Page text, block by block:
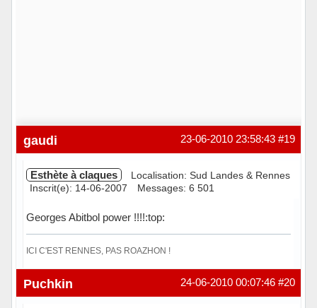
#19
23-06-2010 23:58:43
gaudi
Esthète à claques
Localisation: Sud Landes & Rennes
Inscrit(e): 14-06-2007
Messages: 6 501
Georges Abitbol power !!!!:top:
ICI C'EST RENNES, PAS ROAZHON !
Hors ligne #20
24-06-2010 00:07:46
Puchkin